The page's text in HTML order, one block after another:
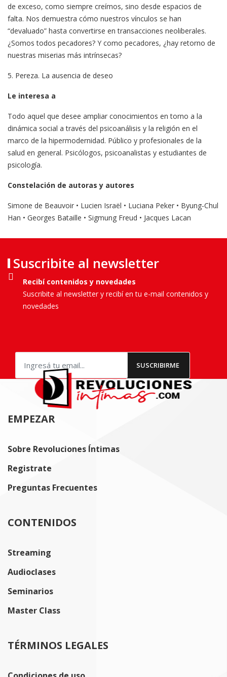
de exceso, como siempre creímos, sino desde espacios de
falta. Nos demuestra cómo nuestros vínculos se han
“devaluado” hasta convertirse en transacciones neoliberales.
¿Somos todos pecadores? Y como pecadores, ¿hay retorno de
nuestras miserias más intrínsecas?
5. Pereza. La ausencia de deseo
Le interesa a
Todo aquel que desee ampliar conocimientos en torno a la
dinámica social a través del psicoanálisis y la religión en el
marco de la hipermodernidad. Público y profesionales de la
salud en general. Psicólogos, psicoanalistas y estudiantes de
psicología.
Constelación de autoras y autores
Simone de Beauvoir • Lucien Israël • Luciana Peker • Byung-Chul
Han • Georges Bataille • Sigmung Freud • Jacques Lacan
Suscribite al newsletter
Recibí contenidos y novedades
Suscribite al newsletter y recibí en tu e-mail contenidos y
novedades
EMPEZAR
Sobre Revoluciones Íntimas
Registrate
Preguntas Frecuentes
CONTENIDOS
Streaming
Audioclases
Seminarios
Master Class
TÉRMINOS LEGALES